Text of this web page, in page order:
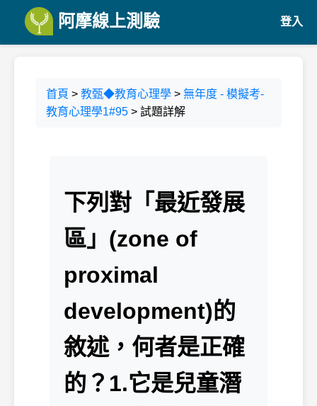
阿摩線上測驗 登入
首頁 > 教甄◆教育心理學 > 無年度 - 模擬考-
教育心理學1#95 > 試題詳解
下列對「最近發展
區」(zone of
proximal
development)的
敘述，何者是正確
的？1.它是兒童潛